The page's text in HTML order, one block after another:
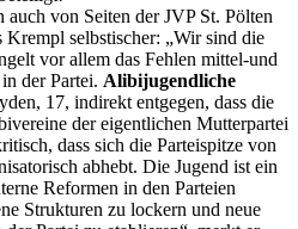
von Seiten der JVP St. Pölten
Krempl selbstischer: „Wir sind die
vor allem das Fehlen mittel-und
der Partei. Alibijugendliche
17, indirekt entgegen, dass die
der eigentlichen Mutterpartei
dass sich die Parteispitze von
abhebt. Die Jugend ist ein
Reformen in den Parteien
Strukturen zu lockern und neue